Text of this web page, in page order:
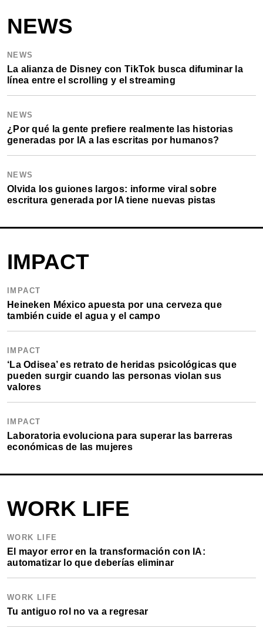
NEWS
NEWS
La alianza de Disney con TikTok busca difuminar la
línea entre el scrolling y el streaming
NEWS
¿Por qué la gente prefiere realmente las historias
generadas por IA a las escritas por humanos?
NEWS
Olvida los guiones largos: informe viral sobre
escritura generada por IA tiene nuevas pistas
IMPACT
IMPACT
Heineken México apuesta por una cerveza que
también cuide el agua y el campo
IMPACT
‘La Odisea’ es retrato de heridas psicológicas que
pueden surgir cuando las personas violan sus
valores
IMPACT
Laboratoria evoluciona para superar las barreras
económicas de las mujeres
WORK LIFE
WORK LIFE
El mayor error en la transformación con IA:
automatizar lo que deberías eliminar
WORK LIFE
Tu antiguo rol no va a regresar